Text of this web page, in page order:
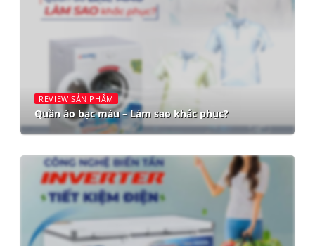
REVIEW SẢN PHẨM
Quần áo bạc màu – Làm sao khắc phục?